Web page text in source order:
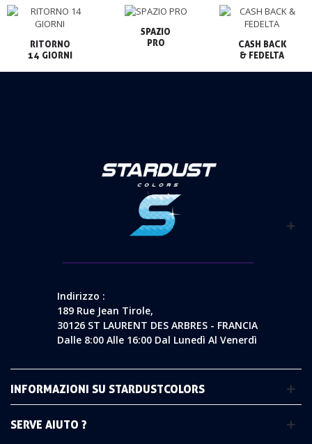
RITORNO
14 GIORNI
SPAZIO
PRO
CASH BACK
& FEDELTA
Indirizzo :
189 Rue Jean Tirole,
30126 ST LAURENT DES ARBRES - FRANCIA
Dalle 8:00 Alle 16:00 Dal Lunedì Al Venerdì
INFORMAZIONI SU STARDUSTCOLORS
SERVE AIUTO ?